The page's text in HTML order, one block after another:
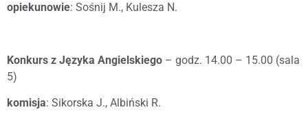
opiekunowie: Sośnij M., Kulesza N.
Konkurs z Języka Angielskiego – godz. 14.00 – 15.00 (sala
5)
komisja: Sikorska J., Albiński R.